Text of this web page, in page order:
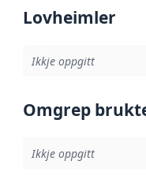
Lovheimler
Ikkje oppgitt
Omgrep
Ikkje oppgitt